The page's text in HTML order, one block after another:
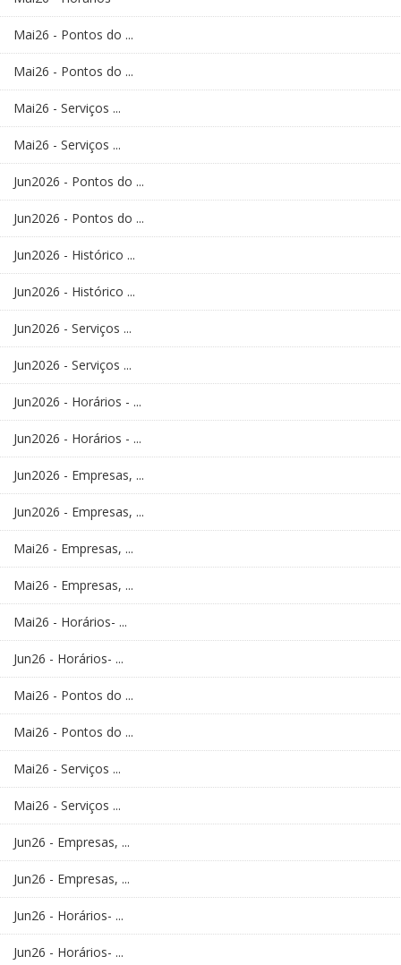
Mai26 - Pontos do ...
Mai26 - Pontos do ...
Mai26 - Serviços ...
Mai26 - Serviços ...
Jun2026 - Pontos do ...
Jun2026 - Pontos do ...
Jun2026 - Histórico ...
Jun2026 - Histórico ...
Jun2026 - Serviços ...
Jun2026 - Serviços ...
Jun2026 - Horários - ...
Jun2026 - Horários - ...
Jun2026 - Empresas, ...
Jun2026 - Empresas, ...
Mai26 - Empresas, ...
Mai26 - Empresas, ...
Mai26 - Horários- ...
Jun26 - Horários- ...
Mai26 - Pontos do ...
Mai26 - Pontos do ...
Mai26 - Serviços ...
Mai26 - Serviços ...
Jun26 - Empresas, ...
Jun26 - Empresas, ...
Jun26 - Horários- ...
Jun26 - Horários- ...